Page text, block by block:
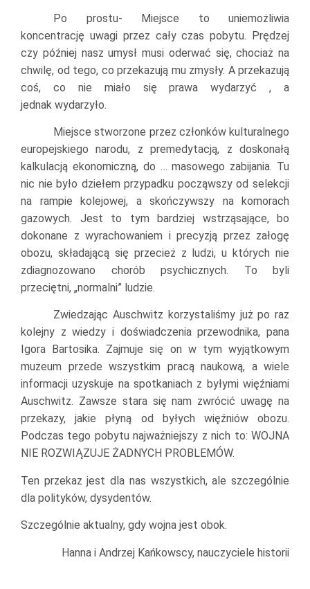
Po prostu- Miejsce to uniemożliwia
koncentrację uwagi przez cały czas pobytu. Prędzej
czy później nasz umysł musi oderwać się, chociaż na
chwilę, od tego, co przekazują mu zmysły. A przekazują
coś, co nie miało się prawa wydarzyć , a
jednak wydarzyło.
Miejsce stworzone przez członków kulturalnego
europejskiego narodu, z premedytacją, z doskonałą
kalkulacją ekonomiczną, do … masowego zabijania. Tu
nic nie było dziełem przypadku począwszy od selekcji
na rampie kolejowej, a skończywszy na komorach
gazowych. Jest to tym bardziej wstrząsające, bo
dokonane z wyrachowaniem i precyzją przez załogę
obozu, składającą się przecież z ludzi, u których nie
zdiagnozowano chorób psychicznych. To byli
przeciętni, „normalni” ludzie.
Zwiedzając Auschwitz korzystaliśmy już po raz
kolejny z wiedzy i doświadczenia przewodnika, pana
Igora Bartosika. Zajmuje się on w tym wyjątkowym
muzeum przede wszystkim pracą naukową, a wiele
informacji uzyskuje na spotkaniach z byłymi więźniami
Auschwitz. Zawsze stara się nam zwrócić uwagę na
przekazy, jakie płyną od byłych więźniów obozu.
Podczas tego pobytu najważniejszy z nich to: WOJNA
NIE ROZWIĄZUJE ŻADNYCH PROBLEMÓW.
Ten przekaz jest dla nas wszystkich, ale szczególnie
dla polityków, dysydentów.
Szczególnie aktualny, gdy wojna jest obok.
Hanna i Andrzej Kańkowscy, nauczyciele historii